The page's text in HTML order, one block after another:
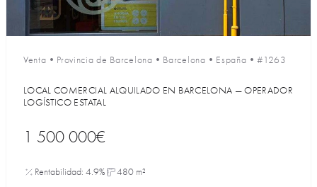
Venta • Provincia de Barcelona • Barcelona • España •#1263
LOCAL COMERCIAL ALQUILADO EN BARCELONA — OPERADOR
LOGÍSTICO ESTATAL
1 500 000€
Rentabilidad: 4.9% 480 m²